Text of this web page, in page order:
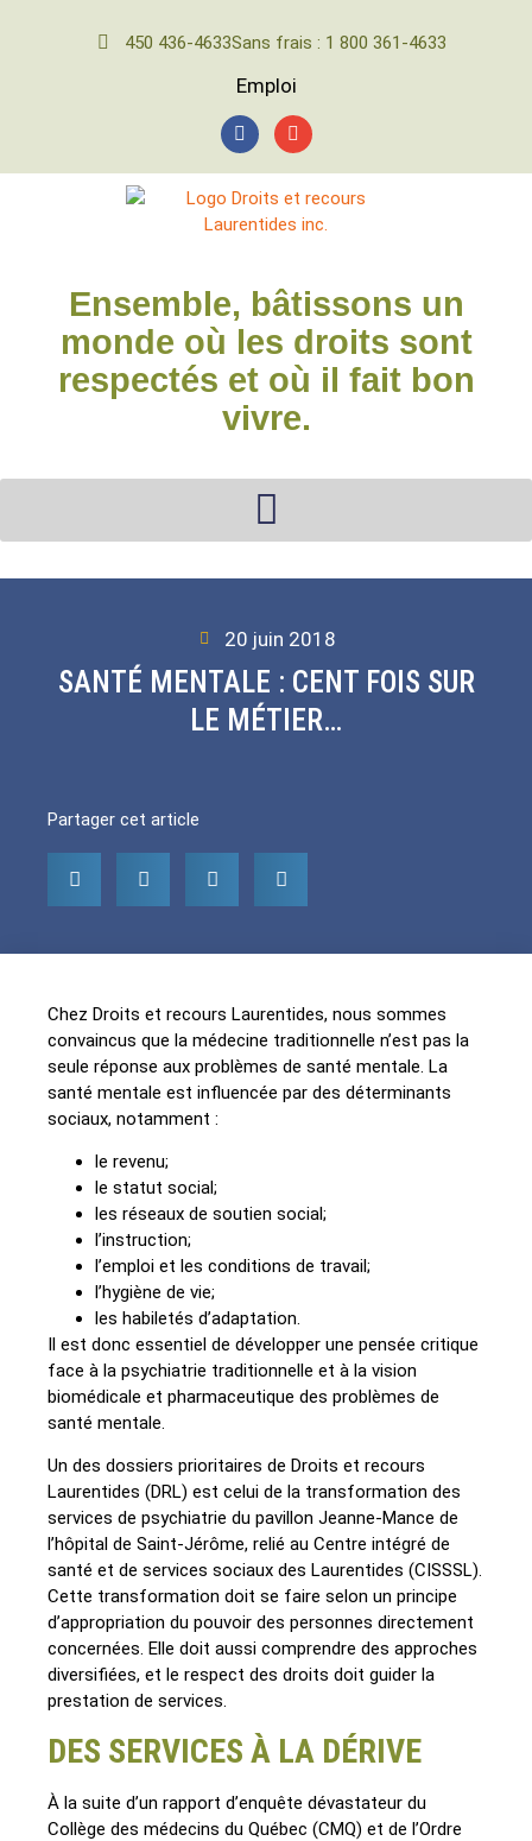
450 436-4633Sans frais : 1 800 361-4633
Emploi
Ensemble, bâtissons un
monde où les droits sont
respectés et où il fait bon
vivre.
20 juin 2018
SANTÉ MENTALE : CENT FOIS SUR
LE MÉTIER…
Partager cet article
Chez Droits et recours Laurentides, nous sommes
convaincus que la médecine traditionnelle n’est pas la
seule réponse aux problèmes de santé mentale. La
santé mentale est influencée par des déterminants
sociaux, notamment :
le revenu;
le statut social;
les réseaux de soutien social;
l’instruction;
l’emploi et les conditions de travail;
l’hygiène de vie;
les habiletés d’adaptation.
Il est donc essentiel de développer une pensée critique
face à la psychiatrie traditionnelle et à la vision
biomédicale et pharmaceutique des problèmes de
santé mentale.
Un des dossiers prioritaires de Droits et recours
Laurentides (DRL) est celui de la transformation des
services de psychiatrie du pavillon Jeanne-Mance de
l’hôpital de Saint-Jérôme, relié au Centre intégré de
santé et de services sociaux des Laurentides (CISSSL).
Cette transformation doit se faire selon un principe
d’appropriation du pouvoir des personnes directement
concernées. Elle doit aussi comprendre des approches
diversifiées, et le respect des droits doit guider la
prestation de services.
DES SERVICES À LA DÉRIVE
À la suite d’un rapport d’enquête dévastateur du
Collège des médecins du Québec (CMQ) et de l’Ordre